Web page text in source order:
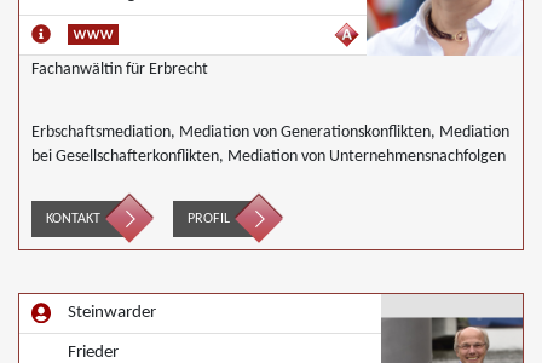
Fachanwältin für Erbrecht
Erbschaftsmediation, Mediation von Generationskonflikten, Mediation
bei Gesellschafterkonflikten, Mediation von Unternehmensnachfolgen
KONTAKT PROFIL
Steinwarder
Frieder